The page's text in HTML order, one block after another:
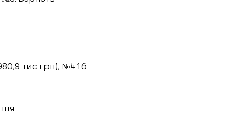
тис грн), №41б